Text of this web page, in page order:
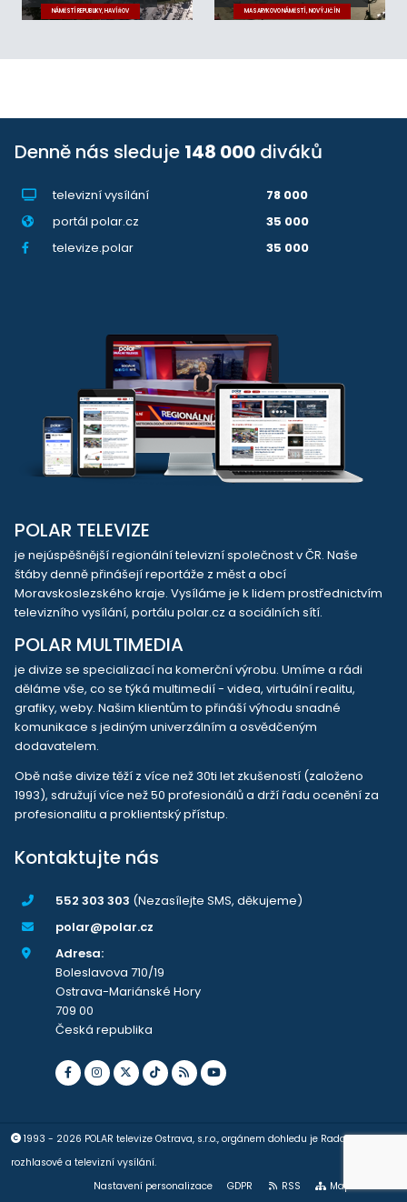
NÁMĚSTÍ REPUBLIKY, HAVÍŘOV MASARYKOVO NÁMĚSTÍ, NOVÝ JIČÍN
Denně nás sleduje 148 000 diváků
televizní vysílání
78 000
portál polar.cz
35 000
televize.polar
35 000
POLAR TELEVIZE
je nejúspěšnější regionální televizní společnost v ČR. Naše
štáby denně přinášejí reportáže z měst a obcí
Moravskoslezského kraje. Vysíláme je k lidem prostřednictvím
televizního vysílání, portálu polar.cz a sociálních sítí.
POLAR MULTIMEDIA
je divize se specializací na komerční výrobu. Umíme a rádi
děláme vše, co se týká multimedií - videa, virtuální realitu,
grafiky, weby. Našim klientům to přináší výhodu snadné
komunikace s jediným univerzálním a osvědčeným
dodavatelem.
Obě naše divize těží z více než 30ti let zkušeností (založeno
1993), sdružují více než 50 profesionálů a drží řadu ocenění za
profesionalitu a proklientský přístup.
Kontaktujte nás
552 303 303 (Nezasílejte SMS, děkujeme)
polar@polar.cz
Adresa:
Boleslavova 710/19
Ostrava-Mariánské Hory
709 00
Česká republika
1993 - 2026 POLAR televize Ostrava, s.r.o., orgánem dohledu je Rada pro
rozhlasové a televizní vysílání.
Nastavení personalizace
GDPR RSS Mapa stránek